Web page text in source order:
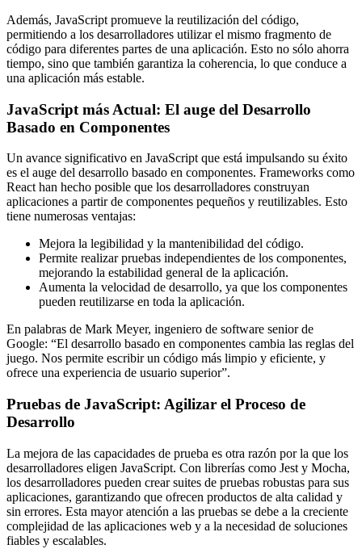
Además, JavaScript promueve la reutilización del código,
permitiendo a los desarrolladores utilizar el mismo fragmento de
código para diferentes partes de una aplicación. Esto no sólo ahorra
tiempo, sino que también garantiza la coherencia, lo que conduce a
una aplicación más estable.
JavaScript más Actual: El auge del Desarrollo
Basado en Componentes
Un avance significativo en JavaScript que está impulsando su éxito
es el auge del desarrollo basado en componentes. Frameworks como
React han hecho posible que los desarrolladores construyan
aplicaciones a partir de componentes pequeños y reutilizables. Esto
tiene numerosas ventajas:
Mejora la legibilidad y la mantenibilidad del código.
Permite realizar pruebas independientes de los componentes,
mejorando la estabilidad general de la aplicación.
Aumenta la velocidad de desarrollo, ya que los componentes
pueden reutilizarse en toda la aplicación.
En palabras de Mark Meyer, ingeniero de software senior de
Google: “El desarrollo basado en componentes cambia las reglas del
juego. Nos permite escribir un código más limpio y eficiente, y
ofrece una experiencia de usuario superior”.
Pruebas de JavaScript: Agilizar el Proceso de
Desarrollo
La mejora de las capacidades de prueba es otra razón por la que los
desarrolladores eligen JavaScript. Con librerías como Jest y Mocha,
los desarrolladores pueden crear suites de pruebas robustas para sus
aplicaciones, garantizando que ofrecen productos de alta calidad y
sin errores. Esta mayor atención a las pruebas se debe a la creciente
complejidad de las aplicaciones web y a la necesidad de soluciones
fiables y escalables.